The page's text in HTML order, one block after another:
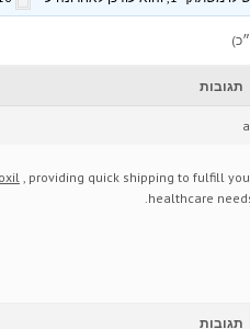
תגובות
, providing quick shipping to fulfill
healthcare
תגובות